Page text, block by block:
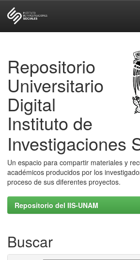
Repositorio
Universitario
Digital
Instituto de
Investigaciones
Un espacio para compartir materiales y
académicos producidos por los
proceso de sus diferentes proyectos.
Repositorio del IIS-UNAM
Buscar